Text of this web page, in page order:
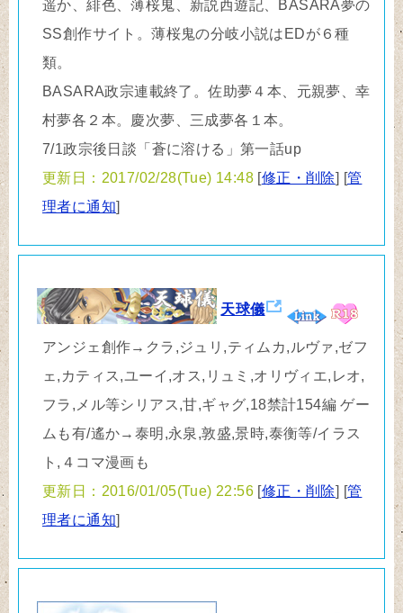
遥か、緋色、薄桜鬼、新説西遊記、BASARA夢の
SS創作サイト。薄桜鬼の分岐小説はEDが６種
類。
BASARA政宗連載終了。佐助夢４本、元親夢、幸
村夢各２本。慶次夢、三成夢各１本。
7/1政宗後日談「蒼に溶ける」第一話up
更新日：2017/02/28(Tue) 14:48 [修正・削除] [管
理者に通知]
天球儀
アンジェ創作→クラ,ジュリ,ティムカ,ルヴァ,ゼフ
ェ,カティス,ユーイ,オス,リュミ,オリヴィエ,レオ,
フラ,メル等シリアス,甘,ギャグ,18禁計154編 ゲー
ムも有/遙か→泰明,永泉,敦盛,景時,泰衡等/イラス
ト,４コマ漫画も
更新日：2016/01/05(Tue) 22:56 [修正・削除] [管
理者に通知]